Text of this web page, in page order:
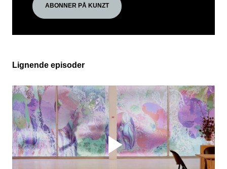
ABONNER PÅ KUNZT
Lignende episoder